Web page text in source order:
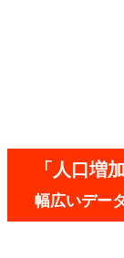
「人口増
幅広いデー